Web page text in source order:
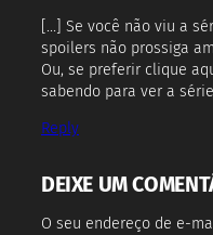
[…] Se você não viu a
spoilers não prossiga
Ou, se preferir clique
sabendo para ver a
Reply
DEIXE UM
O seu endereço de e-